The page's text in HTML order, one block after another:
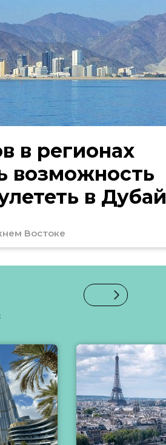
в регионах
возможность
в Дубай
Востоке